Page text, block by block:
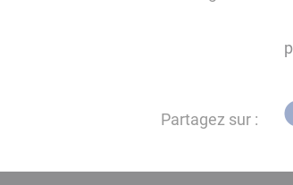
Partagez sur :